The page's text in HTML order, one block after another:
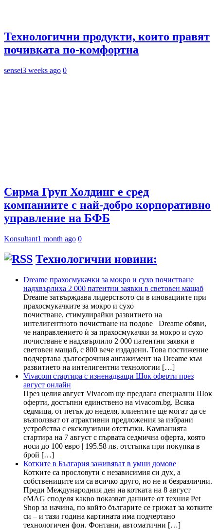
Технологични продукти, които правят
почивката по-комфортна
sensei3 weeks ago 0
Сирма Груп Холдинг е сред
компаниите с най-добро корпоративно
управление на БФБ
Konsultant1 month ago 0
Технологични новини:
Dreame прахосмукачки за мокро и сухо почистване
надхвърлиха 2 000 патентни заявки в световен мащаб
Dreame затвърждава лидерството си в иновациите при
прахосмукачките за мокро и сухо
почистване, стимулирайки развитието на
интелигентното почистване на подове Dreame обяви,
че направлението ѝ за прахосмукачки за мокро и сухо
почистване е надхвърлило 2 000 патентни заявки в
световен мащаб, с 800 вече издадени. Това постижение
подчертава дългосрочния ангажимент на Dreame към
развитието на интелигентни технологии […]
Vivacom стартира с изненадващи Шок оферти през
август онлайн
През целия август Vivacom ще предлага специални Шок
оферти, достъпни единствено на vivacom.bg. Всяка
седмица, от петък до неделя, клиентите ще могат да се
възползват от атрактивни предложения за избрани
устройства с ексклузивни отстъпки. Кампанията
стартира на 7 август с първата седмична оферта, която
носи до 100 евро | 195.58 лв. отстъпка при покупка в
брой […]
Котките в България заживяват в умни домове
Котките са прословути с независимия си дух, а
собствениците им са всичко друго, но не и безразлични.
Преди Международния ден на котката на 8 август
eMAG споделя какво показват данните от техния Pet
Shop за начина, по който българите се грижат за котките
си – и тази година картината има подчертано
технологичен фон. Фонтани, автоматични […]